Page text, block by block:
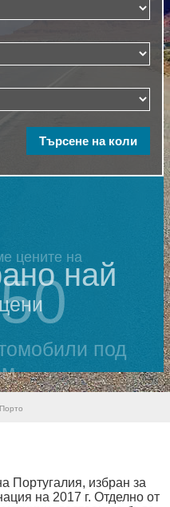
цените на
под
най
Порто
Португалия, избран за
на 2017 г. Отделно от